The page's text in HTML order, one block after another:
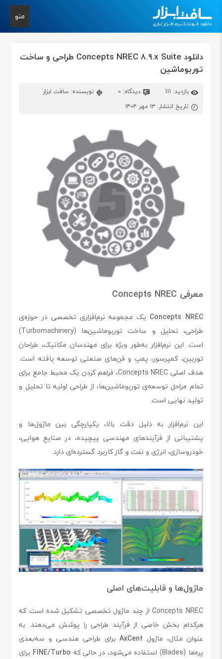
منو
دانلود Concepts NREC 8.9.x Suite طراحی و ساخت
توربوماشین
بازدید: 111 دیدگاه: 0
نویسنده: سافت ابزار
تاریخ انتشار: ۱۳ مهر ۱۴۰۴
معرفی Concepts NREC
Concepts NREC یک مجموعه نرم‌افزاری تخصصی در حوزه‌ی
طراحی، تحلیل و ساخت توربوماشین‌ها (Turbomachinery)
است. این نرم‌افزار به‌طور ویژه برای مهندسان مکانیک، طراحان
توربین، کمپرسور، پمپ و فن‌های صنعتی توسعه یافته است.
هدف اصلی Concepts NREC، فراهم کردن یک محیط جامع برای
تمام مراحل توسعه‌ی توربوماشین‌ها، از طراحی اولیه تا تحلیل و
تولید نهایی است.
این نرم‌افزار به دلیل دقت بالا، یکپارچگی بین ماژول‌ها و
پشتیبانی از فرآیندهای مهندسی پیچیده، در صنایع هوایی،
خودروسازی، انرژی و نفت و گاز کاربرد گسترده‌ای دارد.
ماژول‌ها و قابلیت‌های اصلی
Concepts NREC از چند ماژول تخصصی تشکیل شده است که
هرکدام بخش خاصی از فرآیند طراحی را پوشش می‌دهند. به
عنوان مثال، ماژول AxCentبرای طراحی هندسی و سه‌بعدی
پره‌ها (Blades) استفاده می‌شود، در حالی که
FINE/Turbo برای